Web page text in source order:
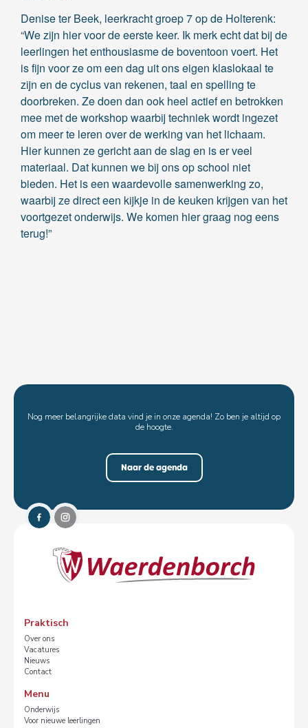
Denise ter Beek, leerkracht groep 7 op de Holterenk:
“We zijn hier voor de eerste keer. Ik merk echt dat bij de
leerlingen het enthousiasme de boventoon voert. Het
is fijn voor ze om een dag uit ons eigen klaslokaal te
zijn en de cyclus van rekenen, taal en spelling te
doorbreken. Ze doen dan ook heel actief en betrokken
mee met de workshop waarbij techniek wordt ingezet
om meer te leren over de werking van het lichaam.
Hier kunnen ze gericht aan de slag en is er veel
materiaal. Dat kunnen we bij ons op school niet
bieden. Het is een waardevolle samenwerking zo,
waarbij ze direct een kijkje in de keuken krijgen van het
voortgezet onderwijs. We komen hier graag nog eens
terug!”
Nog meer belangrijke data vind je in onze agenda! Zo ben je altijd op
de hoogte.
Naar de agenda
Praktisch
Over ons
Vacatures
Nieuws
Contact
Menu
Onderwijs
Voor nieuwe leerlingen